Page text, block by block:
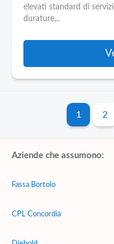
elevati standard di
durature...
1 2
Aziende che assumono:
Fassa Bortolo
CPL Concordia